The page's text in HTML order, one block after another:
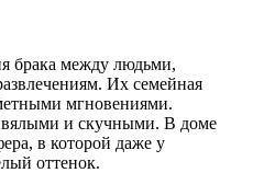
брака между людьми,
Их семейная
мгновениями.
вялыми и скучными. В доме
в которой даже у
оттенок.